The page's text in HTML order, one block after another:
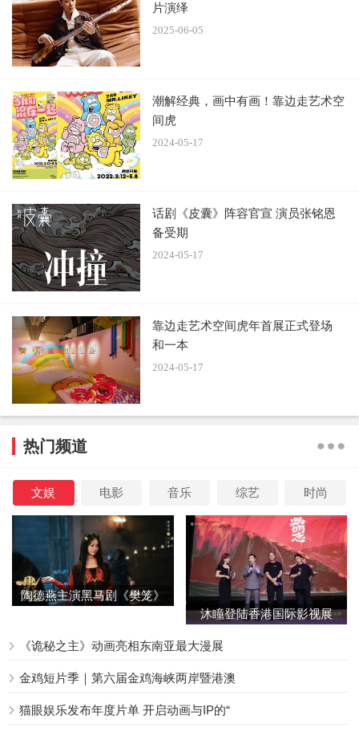
在这方寸之间，曹骏沉淀出的从容气质尽显，眸底的澄澈与
内心的笃定展露无遗，初心如熠熠星光，未曾更改。
从国民童星到实力演员，曹骏始终保持着独有的节奏。在快
化论。这组大片恰似他演员生涯的隐喻：不疾不徐，却总能
在关键时刻给人惊喜。
据悉，他将在于正新剧《玉茗茶骨》中解锁新类型角色，与
片演绎
2025-06-05
潮解经典，画中有画！靠边走艺术空
间虎
2024-05-17
话剧《皮囊》阵容官宣 演员张铭恩
备受期
2024-05-17
靠边走艺术空间虎年首展正式登场
和一本
2024-05-17
热门频道
文娱 电影 音乐 综艺 时尚
陶德燕主演黑马剧《樊笼》
沐瞳登陆香港国际影视展
《诡秘之主》动画亮相东南亚最大漫展
金鸡短片季｜第六届金鸡海峡两岸暨港澳
猫眼娱乐发布年度片单 开启动画与IP的“